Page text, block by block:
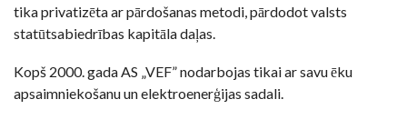
tika privatizēta ar pārdošanas metodi, pārdodot valsts
statūtsabiedrības kapitāla daļas.
Kopš 2000. gada AS „VEF” nodarbojas tikai ar savu ēku
apsaimniekošanu un elektroenerģijas sadali.